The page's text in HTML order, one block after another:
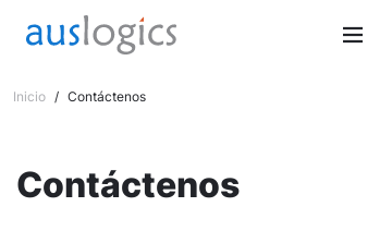
Inicio / Contáctenos
Contáctenos